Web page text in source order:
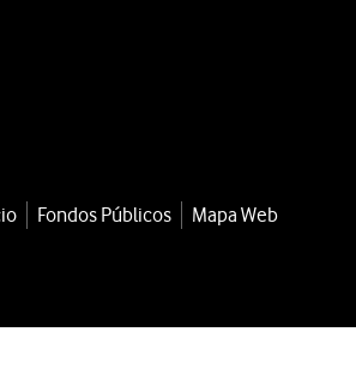
Fondos Públicos
Mapa Web